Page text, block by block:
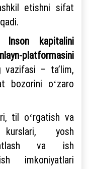
etishni sifat
Inson kapitalini
platformasini
vazifasi – taʼlim,
bozorini oʻzaro
til oʻrgatish va
yosh
va ish
imkoniyatlari